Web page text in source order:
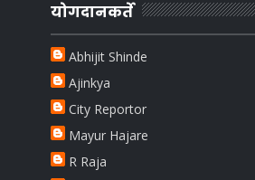
योगदानकर्ते
Abhijit Shinde
Ajinkya
City Reportor
Mayur Hajare
R Raja